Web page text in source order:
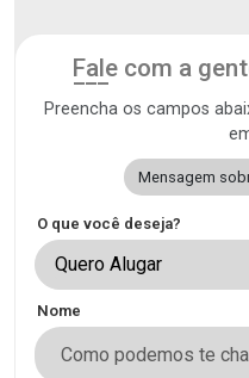
Fale com a
Preencha os campos
Mensagem
O que você deseja?
Quero Alugar
Nome